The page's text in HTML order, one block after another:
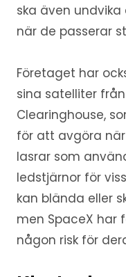
ska även
när de passerar
Företaget har
sina satelliter
Clearinghouse,
för att avgöra
lasrar som
ledstjärnor för
kan blända eller
men SpaceX
någon risk för